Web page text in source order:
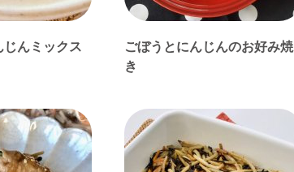
んミックス
ごぼうとにんじんのお好み焼
き